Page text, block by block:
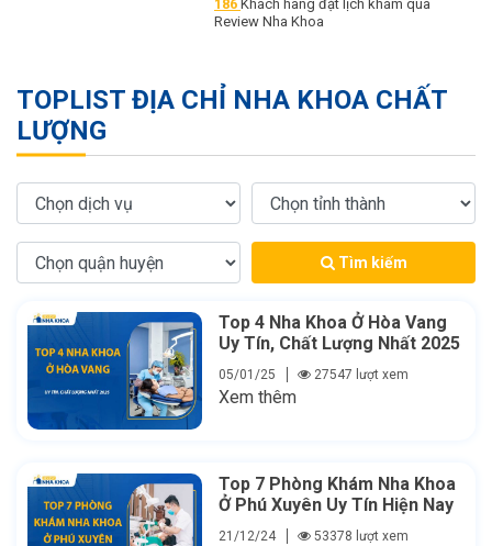
186 Khách hàng đặt lịch khám qua
Review Nha Khoa
TOPLIST ĐỊA CHỈ NHA KHOA CHẤT
LƯỢNG
Tìm kiếm
Top 4 Nha Khoa Ở Hòa Vang
Uy Tín, Chất Lượng Nhất 2025
05/01/25 27547 lượt xem
Xem thêm
Top 7 Phòng Khám Nha Khoa
Ở Phú Xuyên Uy Tín Hiện Nay
21/12/24 53378 lượt xem